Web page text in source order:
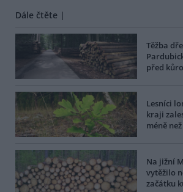
Dále čtěte |
Těžba
před
Lesníci
kraji
méně
Na jižní
vytěžilo
začátku